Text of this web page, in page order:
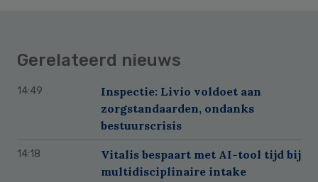
Gerelateerd nieuws
14:49
Inspectie: Livio voldoet aan
zorgstandaarden, ondanks
bestuurscrisis
14:18
Vitalis bespaart met AI-tool tijd bij
multidisciplinaire intake